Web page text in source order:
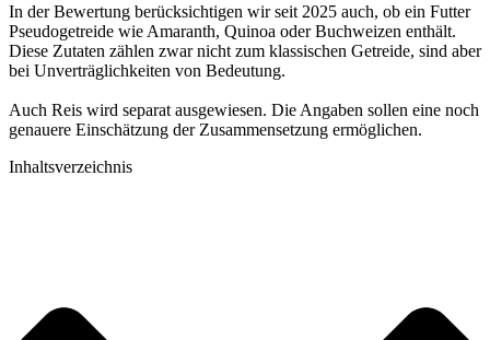
In der Bewertung berücksichtigen wir seit 2025 auch, ob ein Futter
Pseudogetreide wie Amaranth, Quinoa oder Buchweizen enthält.
Diese Zutaten zählen zwar nicht zum klassischen Getreide, sind aber
bei Unverträglichkeiten von Bedeutung.
Auch Reis wird separat ausgewiesen. Die Angaben sollen eine noch
genauere Einschätzung der Zusammensetzung ermöglichen.
Inhaltsverzeichnis​